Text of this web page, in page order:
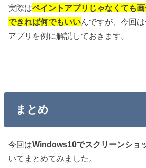
実際はペイントアプリじゃなくても
できれば何でもいいんですが、今回
アプリを例に解説しておきます。
まとめ
今回はWindows10でスクリーンショ
いてまとめてみました。